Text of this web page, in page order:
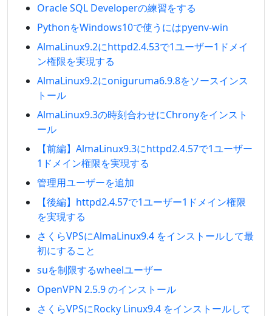
Oracle SQL Developerの練習をする
PythonをWindows10で使うにはpyenv-win
AlmaLinux9.2にhttpd2.4.53で1ユーザー1ドメイ
ン権限を実現する
AlmaLinux9.2にoniguruma6.9.8をソースインス
トール
AlmaLinux9.3の時刻合わせにChronyをインスト
ール
【前編】AlmaLinux9.3にhttpd2.4.57で1ユーザー
1ドメイン権限を実現する
管理用ユーザーを追加
【後編】httpd2.4.57で1ユーザー1ドメイン権限
を実現する
さくらVPSにAlmaLinux9.4 をインストールして最
初にすること
suを制限するwheelユーザー
OpenVPN 2.5.9 のインストール
さくらVPSにRocky Linux9.4 をインストールして